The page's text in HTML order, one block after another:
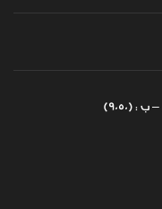
(9050)